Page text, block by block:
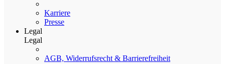
Karriere
Presse
Legal
Legal
AGB, Widerrufsrecht & Barrierefreiheit